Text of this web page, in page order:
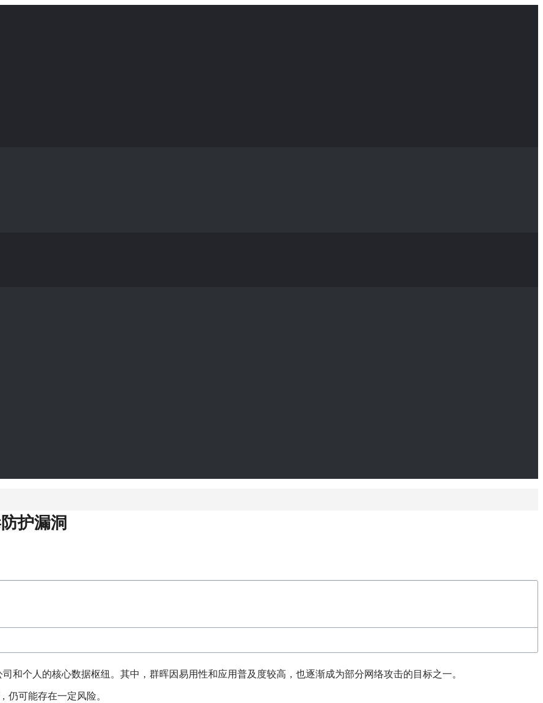
护漏洞
和个人的核心数据枢纽。其中，群晖因易用性和应用普及度较高，也逐渐成为部分网络攻击的目标之一。
仍可能存在一定风险。